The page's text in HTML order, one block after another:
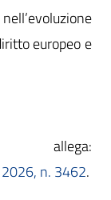
europeo e
n. 3462.